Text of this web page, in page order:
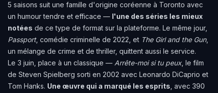
5 saisons suit une famille d'origine coréenne à Toronto avec
un humour tendre et efficace — l'une des séries les mieux
notées de ce type de format sur la plateforme. Le même jour,
Passport, comédie criminelle de 2022, et The Girl and the Gun,
un mélange de crime et de thriller, quittent aussi le service.
Le 3 juin, place à un classique — Arrête-moi si tu peux, le film
de Steven Spielberg sorti en 2002 avec Leonardo DiCaprio et
Tom Hanks. Une œuvre qui a marqué les esprits , avec 390